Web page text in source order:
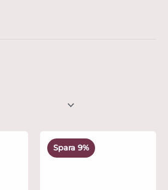
Spara 9%
ursprungliganuvarande
priset